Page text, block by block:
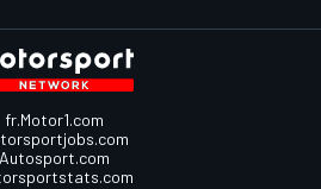
fr.Motor1.com
Autosport.com